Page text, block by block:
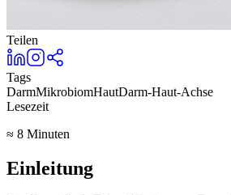
Teilen
Tags
DarmMikrobiomHautDarm-Haut-Achse
Lesezeit
≈ 8 Minuten
Einleitung